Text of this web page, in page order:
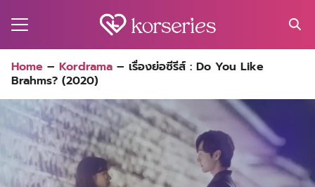
for:
Home – Kordrama – เรื่องย่อซีรีส์ : Do You Like
Brahms? (2020)